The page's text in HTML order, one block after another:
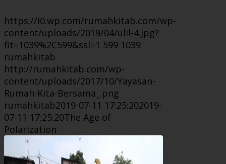
https://i0.wp.com/rumahkitab.com/wp-
content/uploads/2019/04/ulil-4.jpg?
fit=1039%2C599&ssl=1 599 1039
rumahkitab
http://rumahkitab.com/wp-
content/uploads/2017/10/Yayasan-
Rumah-Kita-Bersama_.png
rumahkitab2019-07-11 17:25:202019-
07-11 17:25:20The Age of
Polarization